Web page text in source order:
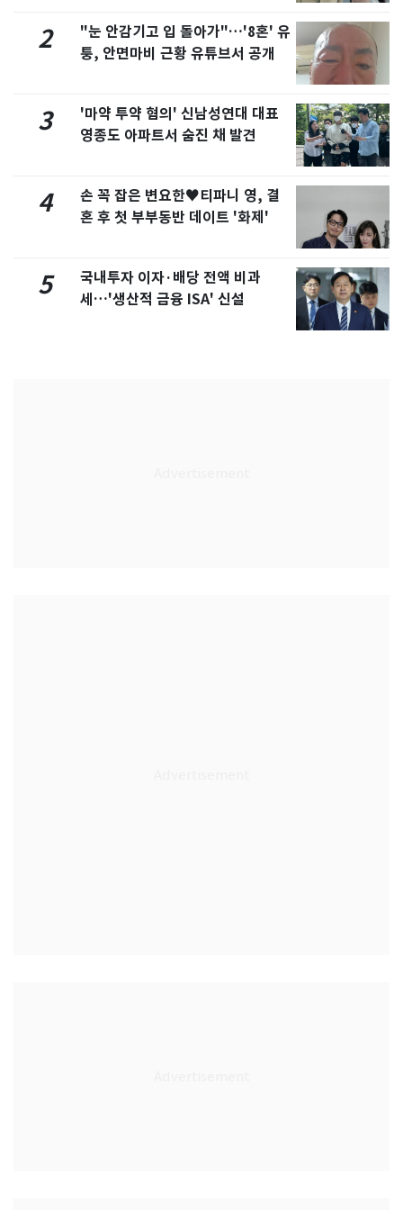
2
"눈 안감기고 입 돌아가"…'8혼' 유
퉁, 안면마비 근황 유튜브서 공개
3
'마약 투약 혐의' 신남성연대 대표
영종도 아파트서 숨진 채 발견
4
손 꼭 잡은 변요한♥티파니 영, 결
혼 후 첫 부부동반 데이트 '화제'
5
국내투자 이자·배당 전액 비과
세…'생산적 금융 ISA' 신설